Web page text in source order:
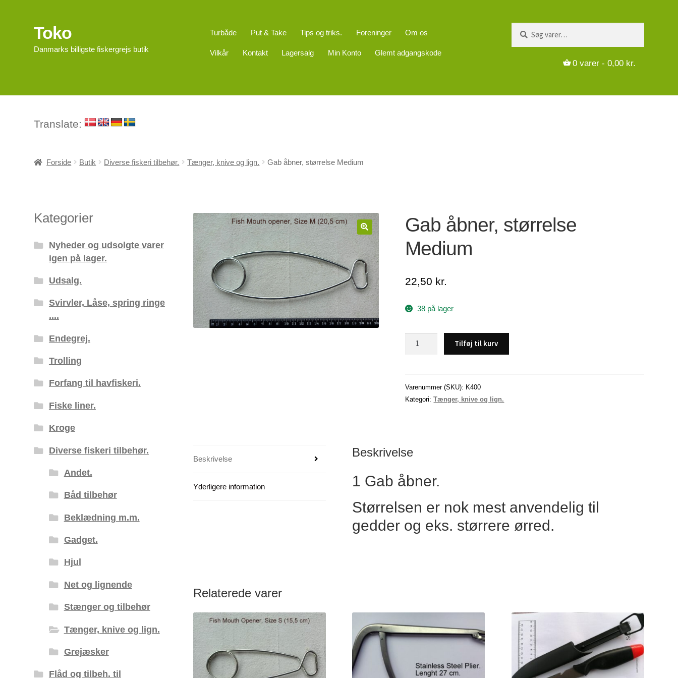
Spring
til
navigation
Spring
til
indhold
Toko
Danmarks billigste fiskergrejs butik
Turbåde Put & Take Tips og triks. Foreninger Om os
Vilkår Kontakt Lagersalg Min Konto Glemt adgangskode
efter:
0varer - 0,00 kr.
Translate:
Forside Butik Diverse fiskeri tilbehør. Tænger, knive og lign. Gab åbner, størrelse Medium
Gab åbner, størrelse
Medium
22,50 kr.
38 på lager
antal
Tilføj til kurv
Varenummer (SKU): K400
Kategori:Tænger, knive og lign.
Beskrivelse
Yderligere information
Beskrivelse
1 Gab åbner.
Størrelsen er nok mest anvendelig til
gedder og eks. størrere ørred.
Relaterede varer
Kategorier
Nyheder og udsolgte varer
igen på lager.
Udsalg.
Svirvler, Låse, spring ringe
....
Endegrej.
Trolling
Forfang til havfiskeri.
Fiske liner.
Kroge
Diverse fiskeri tilbehør.
Andet.
Båd tilbehør
Beklædning m.m.
Gadget.
Hjul
Net og lignende
Stænger og tilbehør
Tænger, knive og lign.
Grejæsker
Flåd og tilbeh. til